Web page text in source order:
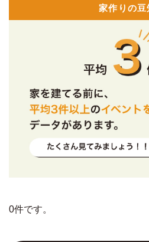
家作りの豆
0件です。